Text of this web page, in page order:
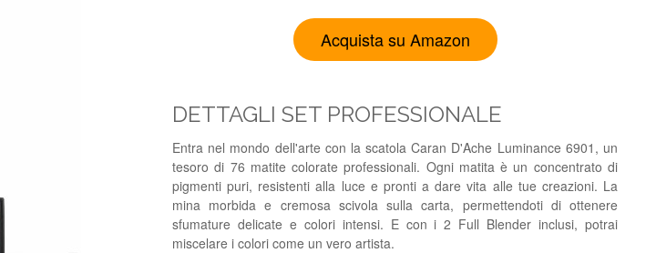
Acquista su Amazon
DETTAGLI SET PROFESSIONALE
Entra nel mondo dell'arte con la scatola Caran D'Ache Luminance 6901, un
tesoro di 76 matite colorate professionali. Ogni matita è un concentrato di
pigmenti puri, resistenti alla luce e pronti a dare vita alle tue creazioni. La
mina morbida e cremosa scivola sulla carta, permettendoti di ottenere
sfumature delicate e colori intensi. E con i 2 Full Blender inclusi, potrai
miscelare i colori come un vero artista.